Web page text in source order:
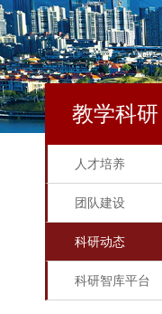
教学科研
人才培养
团队建设
科研动态
科研智库平台